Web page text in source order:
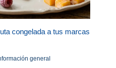
congelada a tus marcas
general